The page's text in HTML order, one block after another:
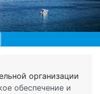
организации
обеспечение и